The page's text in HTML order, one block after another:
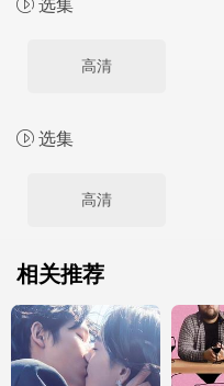
选集
高清
选集
高清
相关推荐